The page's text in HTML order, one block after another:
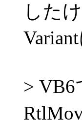
した
>